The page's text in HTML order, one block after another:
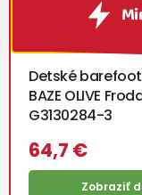
Detské
BAZE OLIVE
G3130284-3
64,7 €
Zobraziť